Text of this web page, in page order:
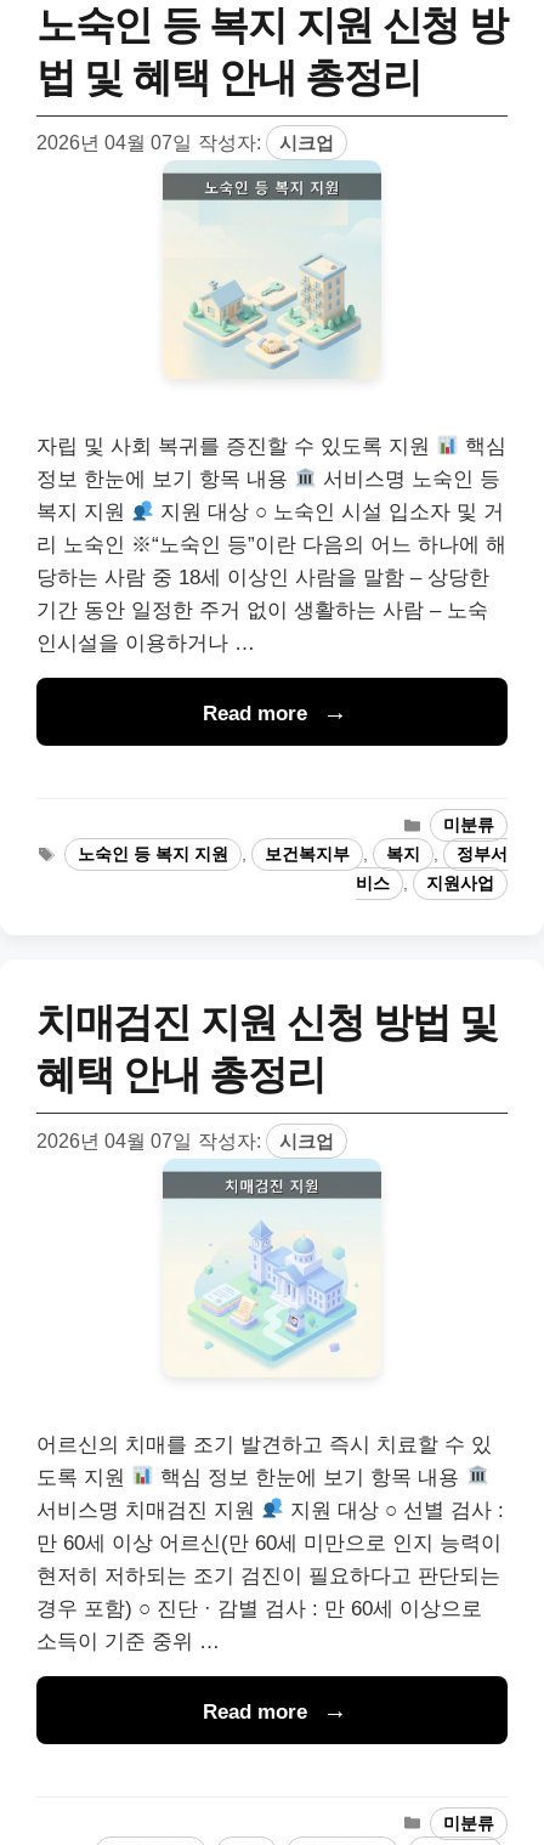
노숙인 등 복지 지원 신청 방
법 및 혜택 안내 총정리
2026년 04월 07일 작성자: 시크업
자립 및 사회 복귀를 증진할 수 있도록 지원
핵심
정보 한눈에 보기 항목 내용
서비스명 노숙인 등
복지 지원
지원 대상 ○ 노숙인 시설 입소자 및 거
리 노숙인 ※“노숙인 등”이란 다음의 어느 하나에 해
당하는 사람 중 18세 이상인 사람을 말함 – 상당한
기간 동안 일정한 주거 없이 생활하는 사람 – 노숙
인시설을 이용하거나 …
Read more
카
테
고
리
미분류
태
그
노숙인 등 복지 지원 , 보건복지부 , 복지 ,
정부서
비스
, 지원사업
치매검진 지원 신청 방법 및
혜택 안내 총정리
2026년 04월 07일 작성자: 시크업
어르신의 치매를 조기 발견하고 즉시 치료할 수 있
도록 지원
핵심 정보 한눈에 보기 항목 내용
서비스명 치매검진 지원
지원 대상 ○ 선별 검사 :
만 60세 이상 어르신(만 60세 미만으로 인지 능력이
현저히 저하되는 조기 검진이 필요하다고 판단되는
경우 포함) ○ 진단 · 감별 검사 : 만 60세 이상으로
소득이 기준 중위 …
Read more
카 미분류